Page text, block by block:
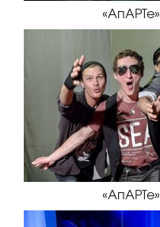
«АпАРТе»
«АпАРТе»